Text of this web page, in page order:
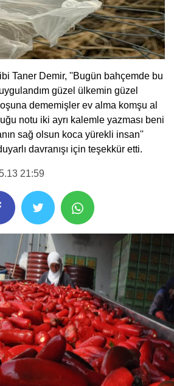
Taner Demir, ''Bugün bahçemde bu
güzel ülkemin güzel
dememişler ev alma komşu al
notu iki ayrı kalemle yazması beni
sağ olsun koca yürekli insan''
davranışı için teşekkür etti.
21:59